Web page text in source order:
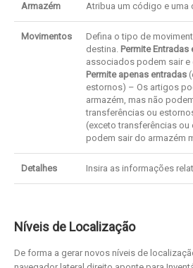
Armazém Atribua um código e uma
Movimentos
Defina o tipo de
destina. Permite Entradas
associados podem sair e
Permite apenas entradas
estornos) – Os artigos
armazém, mas não
transferências ou
(exceto transferências
podem sair do armazém
Detalhes Insira as informações
Níveis de Localização
De forma a gerar novos níveis de